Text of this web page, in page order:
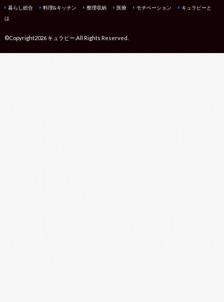
暮らし総合 料理&キッチン 整理収納 医療 モチベーション
キュラピーと
は
©Copyright2026 キュラピー .All Rights Reserved.